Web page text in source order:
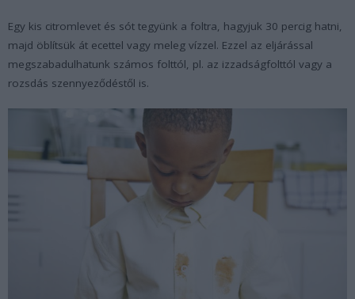
Egy kis citromlevet és sót tegyünk a foltra, hagyjuk 30 percig hatni,
majd öblítsük át ecettel vagy meleg vízzel. Ezzel az eljárással
megszabadulhatunk számos folttól, pl. az izzadságfolttól vagy a
rozsdás szennyeződéstől is.